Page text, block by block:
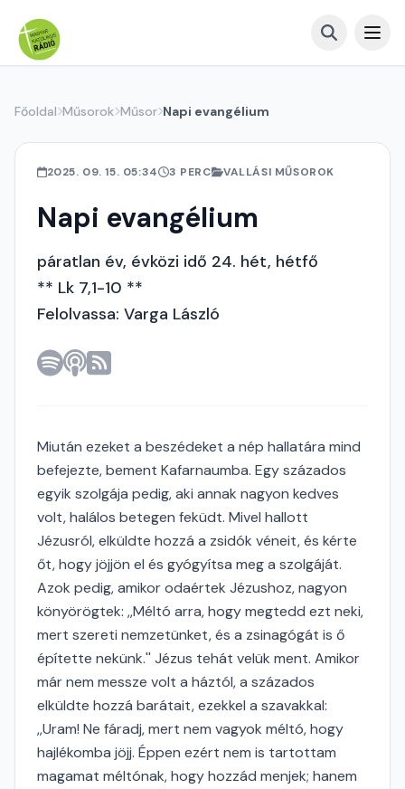
Főoldal Műsorok Műsor Napi evangélium
2025. 09. 15. 05:34 3 PERC VALLÁSI MŰSOROK
Napi evangélium
páratlan év, évközi idő 24. hét, hétfő
** Lk 7,1-10 **
Felolvassa: Varga László
Miután ezeket a beszédeket a nép hallatára mind
befejezte, bement Kafarnaumba. Egy százados
egyik szolgája pedig, aki annak nagyon kedves
volt, halálos betegen feküdt. Mivel hallott
Jézusról, elküldte hozzá a zsidók véneit, és kérte
őt, hogy jöjjön el és gyógyítsa meg a szolgáját.
Azok pedig, amikor odaértek Jézushoz, nagyon
könyörögtek: ,,Méltó arra, hogy megtedd ezt neki,
mert szereti nemzetünket, és a zsinagógát is ő
építette nekünk.'' Jézus tehát velük ment. Amikor
már nem messze volt a háztól, a százados
elküldte hozzá barátait, ezekkel a szavakkal:
,,Uram! Ne fáradj, mert nem vagyok méltó, hogy
hajlékomba jöjj. Éppen ezért nem is tartottam
magamat méltónak, hogy hozzád menjek; hanem